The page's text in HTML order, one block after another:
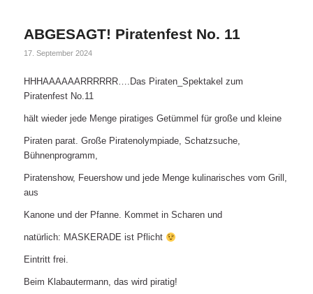
ABGESAGT! Piratenfest No. 11
17. September 2024
HHHAAAAAARRRRRR….Das Piraten_Spektakel zum
Piratenfest No.11
hält wieder jede Menge piratiges Getümmel für große und kleine
Piraten parat. Große Piratenolympiade, Schatzsuche,
Bühnenprogramm,
Piratenshow, Feuershow und jede Menge kulinarisches vom Grill,
aus
Kanone und der Pfanne. Kommet in Scharen und
natürlich: MASKERADE ist Pflicht
Eintritt frei.
Beim Klabautermann, das wird piratig!